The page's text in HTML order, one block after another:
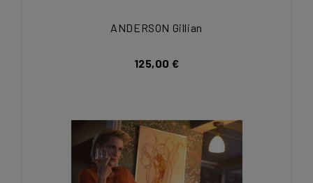
ANDERSON Gillian
125,00 €